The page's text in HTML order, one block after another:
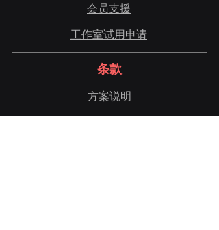
会员支援
工作室试用申请
条款
方案说明